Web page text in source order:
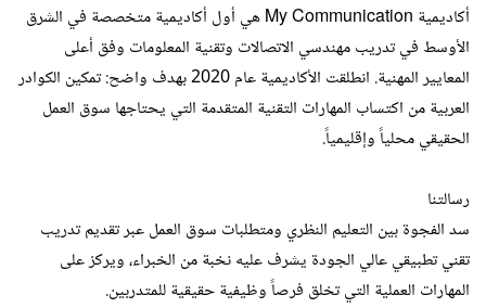
أكاديمية My Communication هي أول أكاديمية متخصصة في الشرق
الأوسط في تدريب مهندسي الاتصالات وتقنية المعلومات وفق أعلى
المعايير المهنية. انطلقت الأكاديمية عام 2020 بهدف واضح: تمكين الكوادر
العربية من اكتساب المهارات التقنية المتقدمة التي يحتاجها سوق العمل
الحقيقي محلياً وإقليمياً.
رسالتنا
سد الفجوة بين التعليم النظري ومتطلبات سوق العمل عبر تقديم تدريب
تقني تطبيقي عالي الجودة يشرف عليه نخبة من الخبراء، ويركز على
المهارات العملية التي تخلق فرصاً وظيفية حقيقية للمتدربين.